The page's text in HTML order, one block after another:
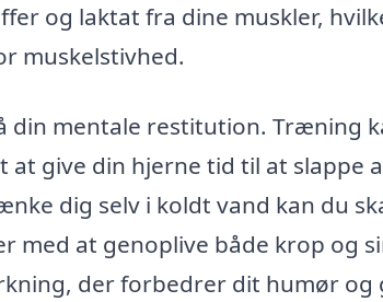
og laktat fra dine muskler,
muskelstivhed.
din mentale restitution. Træning
give din hjerne tid til at slappe
dig selv i koldt vand kan du
med at genoplive både krop og
der forbedrer dit humør og